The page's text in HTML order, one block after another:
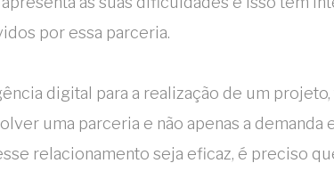
por essa parceria.
digital para a realização de um
uma parceria e não apenas a demanda
relacionamento seja eficaz, é preciso